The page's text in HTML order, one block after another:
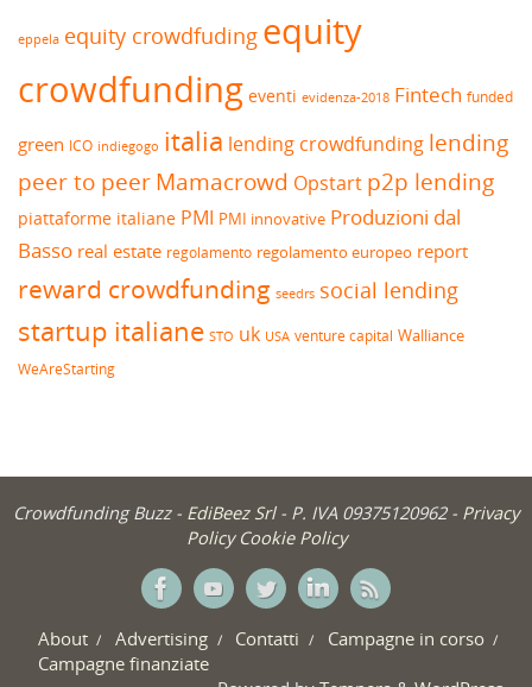
eppela equity crowdfuding equity
crowdfunding eventi evidenza-2018 Fintech funded
green ICO indiegogo italia lending crowdfunding lending
peer to peerMamacrowd Opstart p2p lending
piattaforme italiane PMI PMI innovative Produzioni dal
Basso real estate regolamento regolamento europeo report
reward crowdfunding seedrs social lending
startup italiane STO uk USA venture capital Walliance
WeAreStarting
Crowdfunding Buzz - EdiBeez Srl - P. IVA 09375120962 - Privacy
Policy Cookie Policy
About Advertising Contatti
Campagne in corso
Campagne finanziate